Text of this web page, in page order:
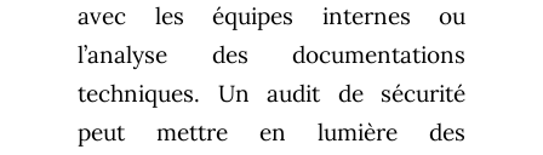
avec les équipes internes ou
l’analyse des documentations
techniques. Un audit de sécurité
peut mettre en lumière des